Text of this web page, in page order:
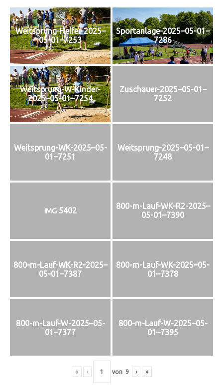
Weitsprung-Helfer-2025–
05-01–7253
Sportanlage-2025–05-01–
7286
Weitsprung-W-Kinder-
2025–05-01–7254
Zuschauer-2025–05-01–
7252
Weitsprung-WK-2025–05-
01–7251
Weitsprung-2025–05-01–
7248
IMG 5402
800-m-Lauf-WK-R2-2025–
05-01–7390
800-m-Lauf-WK-R2-2025–
05-01–7387
800-m-Lauf-WK-2025–05-
01–7378
800-m-Lauf-W-2025–05-
01–7377
800-m-Lauf-W-2025–05-
01–7395
« ‹ von 9 › »